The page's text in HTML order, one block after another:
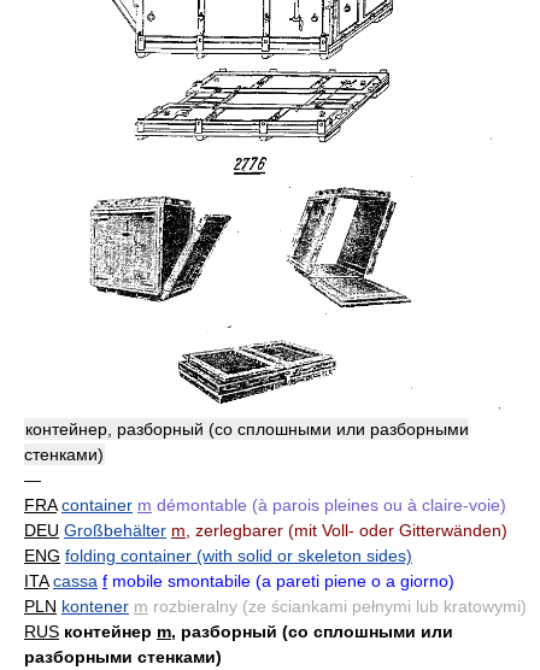
контейнер, разборный (со сплошными или разборными
стенками)
—
FRA container m démontable (à parois pleines ou à claire-voie)
DEU Großbehälter m , zerlegbarer (mit Voll- oder Gitterwänden)
ENG folding container (with solid or skeleton sides)
ITA cassa f mobile smontabile (a pareti piene o a giorno)
PLN kontener m rozbieralny (ze ściankami pełnymi lub kratowymi)
RUS контейнер m, разборный (со сплошными или
разборными стенками)